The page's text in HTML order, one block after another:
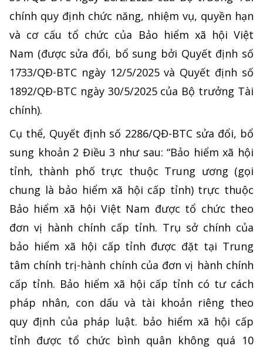
chính quy định chức năng, nhiệm vụ, quyền hạn
và cơ cấu tổ chức của Bảo hiểm xã hội Việt
Nam (được sửa đổi, bổ sung bởi Quyết định số
1733/QĐ-BTC ngày 12/5/2025 và Quyết định số
1892/QĐ-BTC ngày 30/5/2025 của Bộ trưởng Tài
chính).
Cụ thể, Quyết định số 2286/QĐ-BTC sửa đổi, bổ
sung khoản 2 Điều 3 như sau: “Bảo hiểm xã hội
tỉnh, thành phố trực thuộc Trung ương (gọi
chung là bảo hiểm xã hội cấp tỉnh) trực thuộc
Bảo hiểm xã hội Việt Nam được tổ chức theo
đơn vị hành chính cấp tỉnh. Trụ sở chính của
bảo hiểm xã hội cấp tỉnh được đặt tại Trung
tâm chính trị-hành chính của đơn vị hành chính
cấp tỉnh. Bảo hiểm xã hội cấp tỉnh có tư cách
pháp nhân, con dấu và tài khoản riêng theo
quy định của pháp luật. bảo hiểm xã hội cấp
tỉnh được tổ chức bình quân không quá 10